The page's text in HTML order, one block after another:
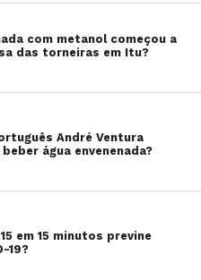
com metanol começou a
das torneiras em Itu?
André Ventura
água envenenada?
em 15 minutos previne
19?